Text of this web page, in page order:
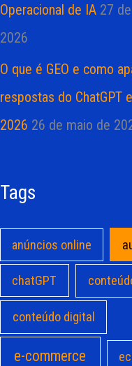
Operacional de IA 27
2026
O que é GEO e como
respostas do ChatGPT
2026 26 de maio de
Tags
anúncios online
chatGPT
conteúdo digital
e-commerce